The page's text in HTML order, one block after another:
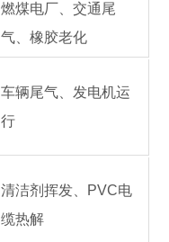
燃煤电厂、交通尾
气、橡胶老化
车辆尾气、发电机运
行
清洁剂挥发、PVC电
缆热解